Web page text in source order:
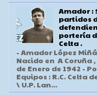
Amador :
partidos
portería
Celta .
- Amador López
Nacido en A Coruña ,
de Enero de 1942 -
Equipos : R.C. Celta
\ U.P. Lan...